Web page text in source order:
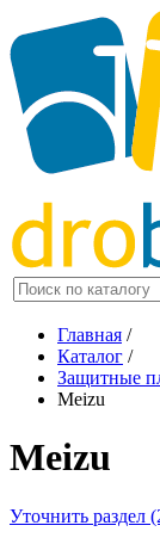
Главная /
Каталог /
Защитные
Meizu
Meizu
Уточнить раздел